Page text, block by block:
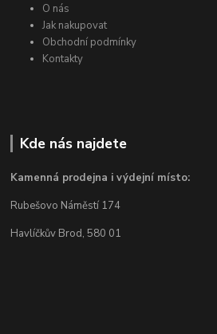
O nás
Jak nakupovat
Obchodní podmínky
Kontakty
Kde nás najdete
Kamenná prodejna i výdejní místo:
Rubešovo Náměstí 174
Havlíčkův Brod, 580 01